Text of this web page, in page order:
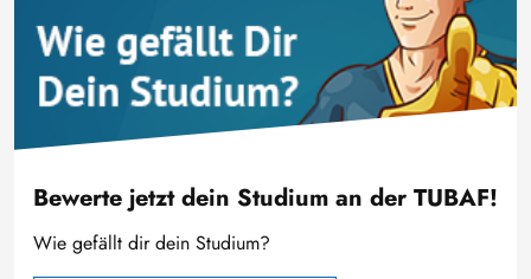
Bewerte jetzt dein Studium an der TUBAF!
Wie gefällt dir dein Studium?